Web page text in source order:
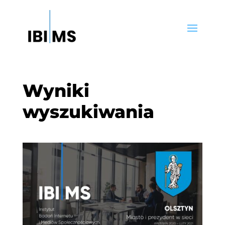
Wyniki
wyszukiwania